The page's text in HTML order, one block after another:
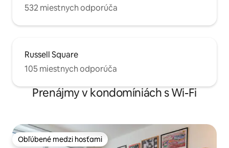
532 miestnych odporúča
Russell Square
105 miestnych odporúča
Prenájmy v kondomíniách s Wi-Fi
Obľúbené medzi hosťami
Obľúbené medzi hosťami